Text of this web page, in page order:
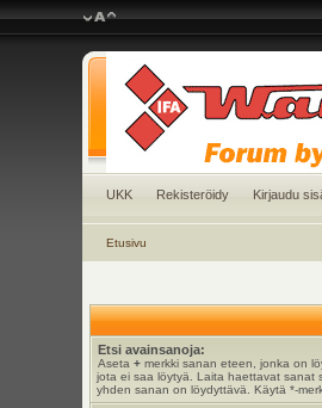
UKK Rekisteröidy Kirjaudu
Etusivu
Etsi avainsanoja:
Aseta +merkki sanan eteen, jonka on
jota ei saa löytyä. Laita haettavat sanat
yhden sanan on löydyttävä. Käytä *-